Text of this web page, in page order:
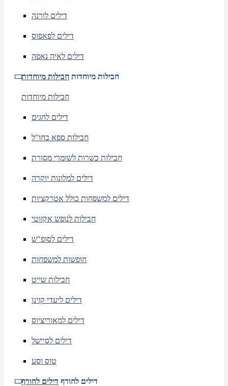
דילים לורנה
דילים לפאפוס
דילים לאיה נאפה
חבילות מיוחדות חבילות מיוחדות
חבילות מיוחדות
דילים לחגים
חבילות ספא בחו"ל
חבילות כשרות לשומרי מסורת
דילים למלונות יוקרה
דילים למשפחות כולל אטרקציות
חבילות לנופש אקזוטי
דילים לסופ"ש
חופשות למשפחות
חבילות שייט
דילים ליעדי קזינו
דילים למאוריציוס
דילים לסיישל
טוס וסע
דילים לחורף דילים לחורף